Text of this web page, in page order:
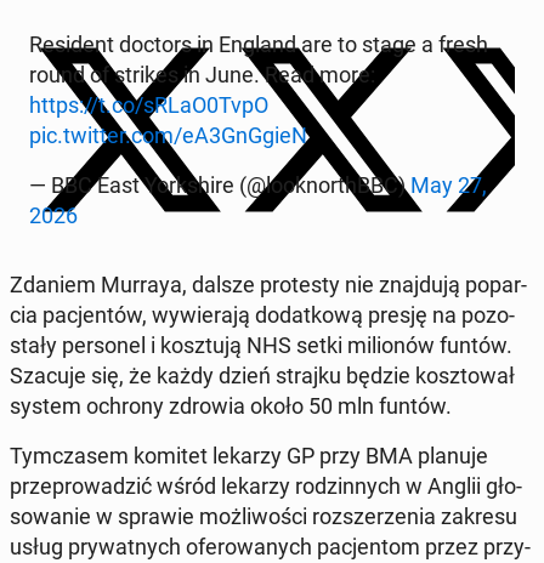
Re­si­dent doctors in England are to stage a fresh
round of strikes in June. Read more:
https://t.co/sRLaO0TvpO
pic.twitter.com/eA3GnGgieN
— BBC East York­shi­re (@lo­ok­nor­thBBC)May 27,
2026
Zdaniem Murraya, dalsze pro­te­sty nie znaj­du­ją po­par­
cia pa­cjen­tów, wy­wie­ra­ją do­dat­ko­wą presję na po­zo­
sta­ły per­so­nel i kosz­tu­ją NHS setki mi­lio­nów funtów.
Szacuje się, że każdy dzień strajku będzie kosz­to­wał
system ochrony zdrowia około 50 mln funtów.
Tym­cza­sem komitet lekarzy GP przy BMA planuje
prze­pro­wa­dzić wśród lekarzy ro­dzin­nych w Anglii gło­
so­wa­nie w sprawie moż­li­wo­ści roz­sze­rze­nia zakresu
usług pry­wat­nych ofe­ro­wa­nych pa­cjen­tom przez przy­